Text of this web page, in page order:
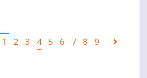
Ankstesnis
Puslapis
1 Puslapis
2 Puslapis
3
Current
4 Puslapis
5 Puslapis
6 Puslapis
7 Puslapis
8 Puslapis
9